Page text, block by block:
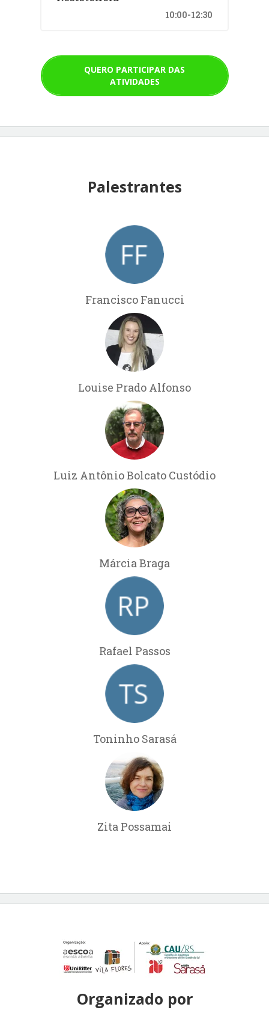
10:00-12:30
QUERO PARTICIPAR DAS
ATIVIDADES
Palestrantes
Francisco Fanucci
Louise Prado Alfonso
Luiz Antônio Bolcato Custódio
Márcia Braga
Rafael Passos
Toninho Sarasá
Zita Possamai
Organizado por